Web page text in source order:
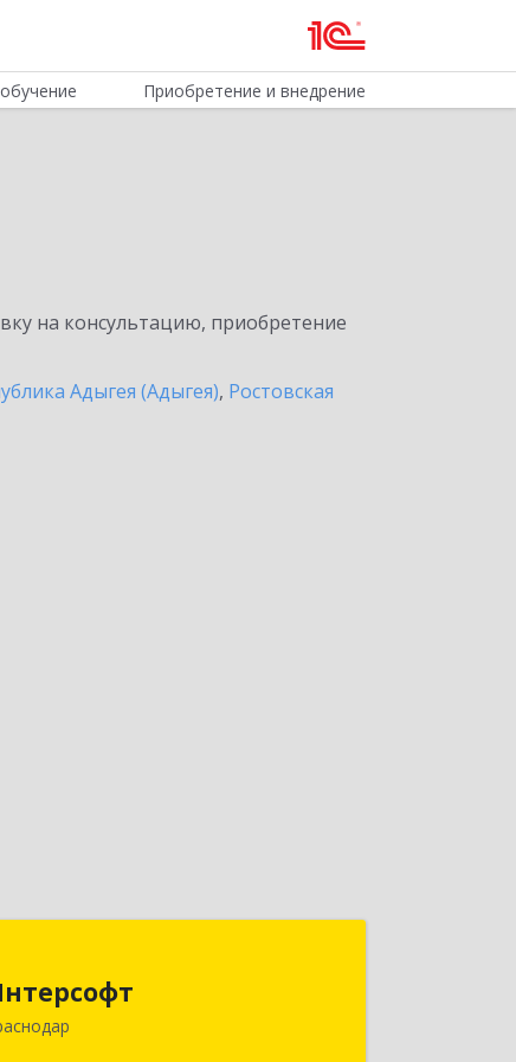
Приобретение и внедрение
на консультацию, приобретение
Адыгея (Адыгея), Ростовская
350020, Краснодарский край,
г, Рашпилевская ул, дом №